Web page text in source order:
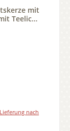
mit
Teelicht
nach